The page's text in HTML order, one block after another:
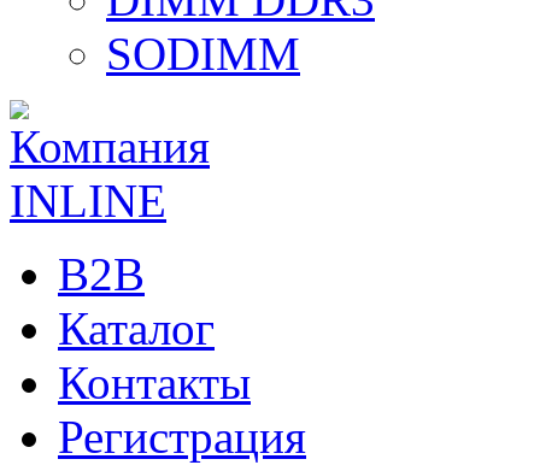
SODIMM
B2B
Каталог
Контакты
Регистрация